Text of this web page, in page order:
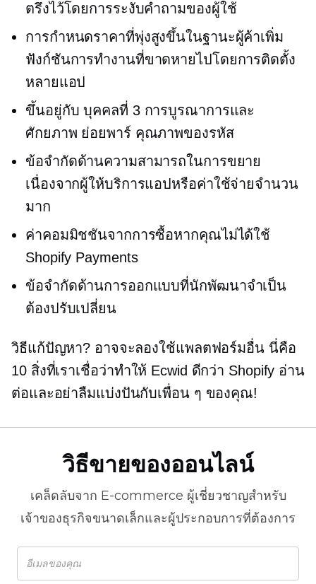
ตรึงไว้โดยการระงับคำถามของผู้ใช้
การกำหนดราคาที่พุ่งสูงขึ้นในฐานะผู้ค้าเพิ่ม
ฟังก์ชันการทำงานที่ขาดหายไปโดยการติดตั้ง
หลายแอป
ขึ้นอยู่กับบุคคลที่ 3การบูรณาการและ
ศักยภาพ ย่อยพาร์ คุณภาพของรหัส
ข้อจำกัดด้านความสามารถในการขยาย
เนื่องจากผู้ให้บริการแอปหรือค่าใช้จ่ายจำนวน
มาก
ค่าคอมมิชชันจากการซื้อหากคุณไม่ได้ใช้
Shopify Payments
ข้อจำกัดด้านการออกแบบที่นักพัฒนาจำเป็น
ต้องปรับเปลี่ยน
วิธีแก้ปัญหา? อาจจะลองใช้แพลตฟอร์มอื่น นี่คือ
10 สิ่งที่เราเชื่อว่าทำให้ Ecwid ดีกว่า Shopify อ่าน
ต่อและอย่าลืมแบ่งปันกับเพื่อน ๆ ของคุณ!
วิธีขายของออนไลน์
เคล็ดลับจาก E-commerce ผู้เชี่ยวชาญสำหรับ
เจ้าของธุรกิจขนาดเล็กและผู้ประกอบการที่ต้องการ